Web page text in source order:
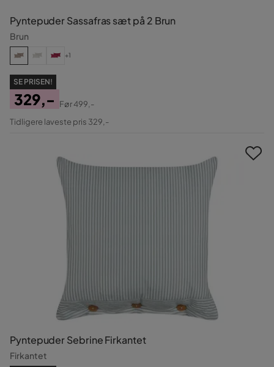
Pyntepuder Sassafras sæt på 2 Brun
Brun
+1
SE PRISEN!
Pris
329,-
Original
Før499,-
Tidligere laveste pris 329,-
Pyntepuder Sebrine Firkantet
Firkantet